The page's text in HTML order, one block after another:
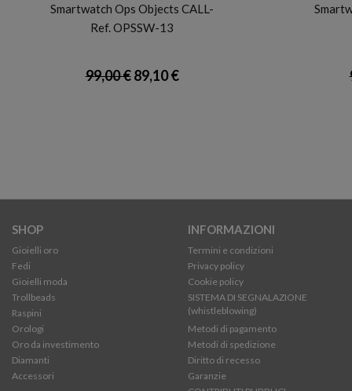
Smartwatch Ops Objects CALL-
Ref. OPSSW-13
99,00 €89,10 €
SHOP
Gioielli oro
Fedi
Gioielli moda
Trollbeads
Raspini
Orologi
Oro da investimento
Diamanti
Accessori
INFORMAZIONI
Termini e condizioni
Privacy policy
Cookie policy
SISTEMA DI SEGNALAZIONE
(whistleblowing)
Metodi di pagamento
Metodi di spedizione
Diritto di recesso
Garanzie